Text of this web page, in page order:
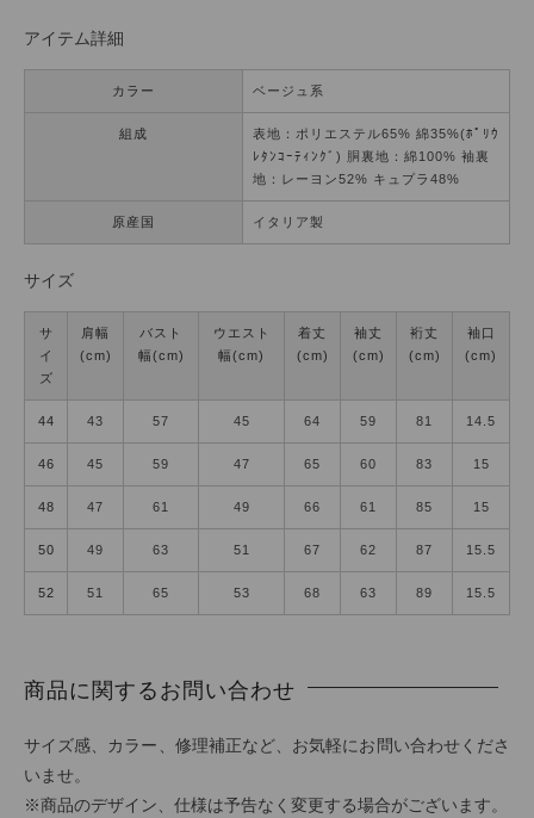
アイテム詳細
カラー ベージュ系
組成
表地：ポリエステル65% 綿35%(ﾎﾟﾘｳ
ﾚﾀﾝｺｰﾃｨﾝｸﾞ) 胴裏地：綿100% 袖裏
地：レーヨン52% キュプラ48%
原産国 イタリア製
サイズ
サ
イ
ズ
肩幅
(cm)
バスト
幅(cm)
ウエスト
幅(cm)
着丈
(cm)
袖丈
(cm)
裄丈
(cm)
袖口
(cm)
44 43 57 45 64 59 81 14.5
46 45 59 47 65 60 83 15
48 47 61 49 66 61 85 15
50 49 63 51 67 62 87 15.5
52 51 65 53 68 63 89 15.5
商品に関するお問い合わせ
サイズ感、カラー、修理補正など、お気軽にお問い合わせくださ
いませ。
※商品のデザイン、仕様は予告なく変更する場合がございます。